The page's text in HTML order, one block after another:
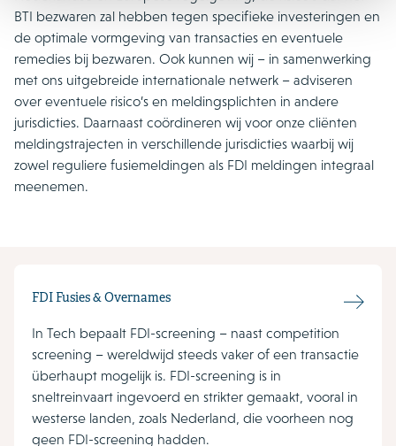
BTI bezwaren zal hebben tegen specifieke investeringen en
de optimale vormgeving van transacties en eventuele
remedies bij bezwaren. Ook kunnen wij – in samenwerking
met ons uitgebreide internationale netwerk – adviseren
over eventuele risico’s en meldingsplichten in andere
jurisdicties. Daarnaast coördineren wij voor onze cliënten
meldingstrajecten in verschillende jurisdicties waarbij wij
zowel reguliere fusiemeldingen als FDI meldingen integraal
meenemen.
FDI Fusies & Overnames
In Tech bepaalt FDI-screening – naast competition
screening – wereldwijd steeds vaker of een transactie
überhaupt mogelijk is. FDI-screening is in
sneltreinvaart ingevoerd en strikter gemaakt, vooral in
westerse landen, zoals Nederland, die voorheen nog
geen FDI-screening hadden.